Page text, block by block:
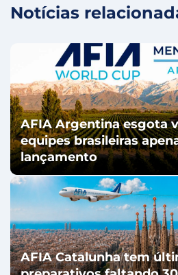
Notícias
AFIA Argentina esgota
equipes brasileiras
lançamento
AFIA Catalunha tem